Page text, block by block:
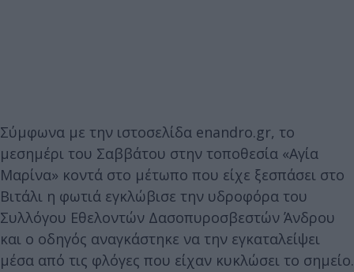
Σύμφωνα με την ιστοσελίδα enandro.gr, το
μεσημέρι του Σαββάτου στην τοποθεσία «Αγία
Μαρίνα» κοντά στο μέτωπο που είχε ξεσπάσει στο
Βιτάλι η φωτιά εγκλώβισε την υδροφόρα του
Συλλόγου Εθελοντών Δασοπυροσβεστών Άνδρου
και ο οδηγός αναγκάστηκε να την εγκαταλείψει
μέσα από τις φλόγες που είχαν κυκλώσει το σημείο.